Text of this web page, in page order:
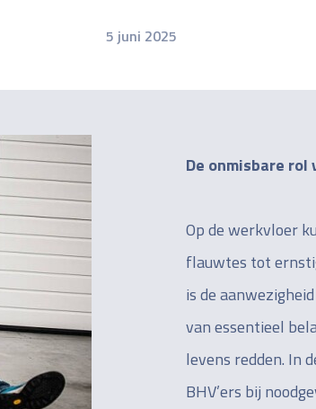
5 juni 2025
De onmisbare
Op de werkvloer
flauwtes tot
is de
van essentieel
levens redden. In
BHV’ers bij